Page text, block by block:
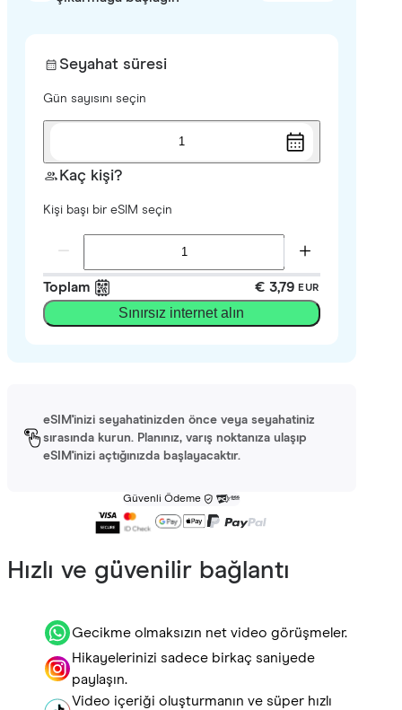
Seyahat süresi
Gün sayısını seçin
1
Kaç kişi?
Kişi başı bir eSIM seçin
Toplam € 3,79 EUR
Sınırsız internet alın
eSIM'inizi seyahatinizden önce veya seyahatiniz
sırasında kurun. Planınız, varış noktanıza ulaşıp
eSIM'inizi açtığınızda başlayacaktır.
Güvenli Ödeme
Hızlı ve güvenilir bağlantı
Gecikme olmaksızın net video görüşmeler.
Hikayelerinizi sadece birkaç saniyede
paylaşın.
Video içeriği oluşturmanın ve süper hızlı